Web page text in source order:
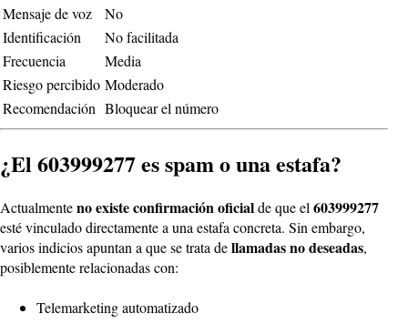
Mensaje de voz
No
Identificación
No facilitada
Frecuencia
Media
Riesgo percibido Moderado
Recomendación Bloquear el número
¿El 603999277 es spam o una estafa?
Actualmenteno existe confirmación oficialde que el 603999277
esté vinculado directamente a una estafa concreta. Sin embargo,
varios indicios apuntan a que se trata dellamadas no deseadas,
posiblemente relacionadas con:
Telemarketing automatizado